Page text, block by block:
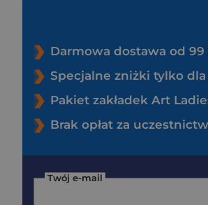
Darmowa dostawa od 99
Specjalne zniżki tylko
Pakiet zakładek Art
Brak opłat za
Twój e-mail